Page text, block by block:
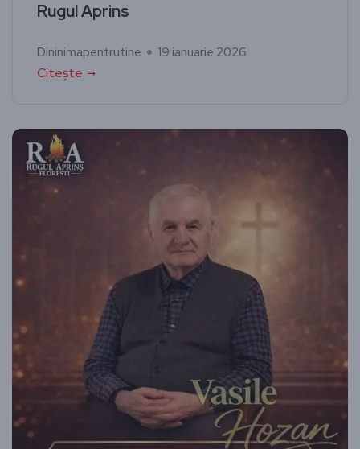
Rugul Aprins
Dininimapentrutine 19 ianuarie 2026
Citește